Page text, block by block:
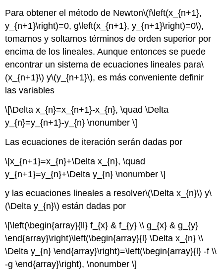
Para obtener el método de Newton\(f\left(x_{n+1},
y_{n+1}\right)=0, g\left(x_{n+1}, y_{n+1}\right)=0\),
tomamos y soltamos términos de orden superior por
encima de los lineales. Aunque entonces se puede
encontrar un sistema de ecuaciones lineales para\
(x_{n+1}\) y\(y_{n+1}\), es más conveniente definir
las variables
\[\Delta x_{n}=x_{n+1}-x_{n}, \quad \Delta
y_{n}=y_{n+1}-y_{n} \nonumber \]
Las ecuaciones de iteración serán dadas por
\[x_{n+1}=x_{n}+\Delta x_{n}, \quad
y_{n+1}=y_{n}+\Delta y_{n} \nonumber \]
y las ecuaciones lineales a resolver\(\Delta x_{n}\) y\
(\Delta y_{n}\) están dadas por
\[\left(\begin{array}{ll} f_{x} & f_{y} \\ g_{x} & g_{y}
\end{array}\right)\left(\begin{array}{l} \Delta x_{n} \\
\Delta y_{n} \end{array}\right)=\left(\begin{array}{l} -f \\
-g \end{array}\right), \nonumber \]